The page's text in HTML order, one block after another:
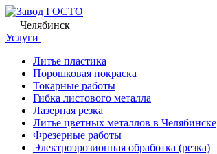
Челябинск
Услуги
Литье пластика
Порошковая покраска
Токарные работы
Гибка листового металла
Лазерная резка
Литье цветных металлов в Челябинске
Фрезерные работы
Электроэрозионная обработка (резка)